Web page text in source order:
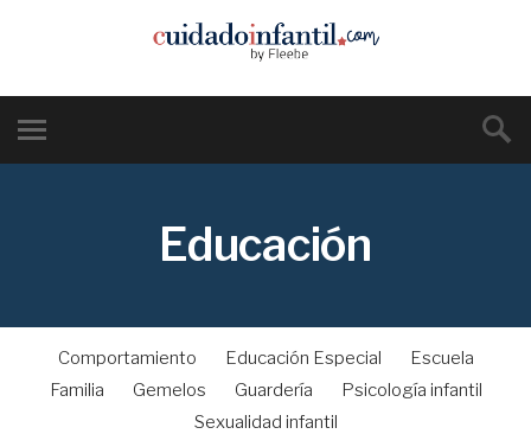
Educación
Comportamiento Educación Especial
Escuela
Familia
Gemelos Guardería
Psicología infantil
Sexualidad infantil